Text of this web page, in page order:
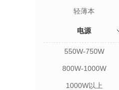
轻薄本
电源
550W-750W
800W-1000W
1000W以上